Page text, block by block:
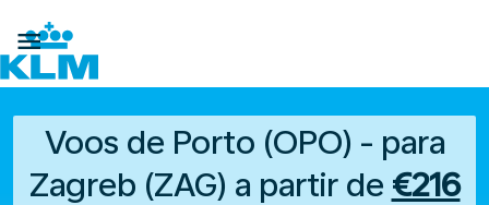

Voos de Porto (OPO) - para
Zagreb (ZAG) a partir de €216